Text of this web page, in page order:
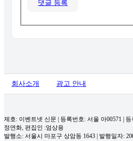
댓글 등록
회사소개 광고 안내
제호: 이벤트넷 신문 | 등록번호: 서울 아00571 | 등
정연화, 편집인 :엄상용
발행소: 서울시 마포구 상암동 1643 | 발행일자: